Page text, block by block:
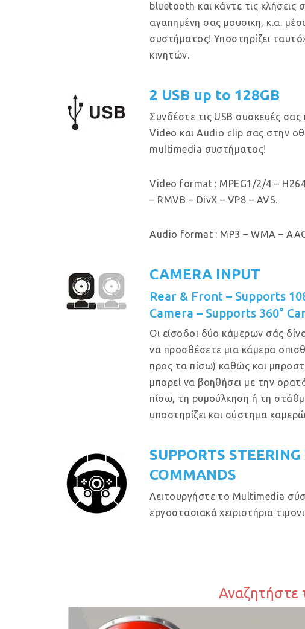
bluetooth και κάντε τις κλήσεις
αγαπημένη σας μουσικη, κ.α.
συστήματος! Υποστηρίζει
κινητών.
2 USB up to 128GB
Συνδέστε τις USB συσκευές
Video και Audio clip σας στην
multimedia συστήματος!
Video format : MPEG1/2/4 –
– RMVB – DivX – VP8 – AVS.
Audio format : MP3 – WMA –
CAMERA INPUT
Rear & Front – Supports
Camera – Supports 360°
Οι είσοδοι δύο κάμερων σάς
να προσθέσετε μια κάμερα
προς τα πίσω) καθώς και
μπορεί να βοηθήσει με την
πίσω, τη ρυμούλκηση ή τη
υποστηρίζει και σύστημα
SUPPORTS
COMMANDS
Λειτουργήστε το Multimedia
εργοστασιακά χειριστήρια
Αναζητήστε